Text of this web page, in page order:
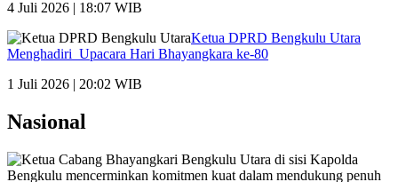
4 Juli 2026 | 18:07 WIB
Ketua DPRD Bengkulu Utara
Menghadiri Upacara Hari Bhayangkara ke-80
1 Juli 2026 | 20:02 WIB
Nasional